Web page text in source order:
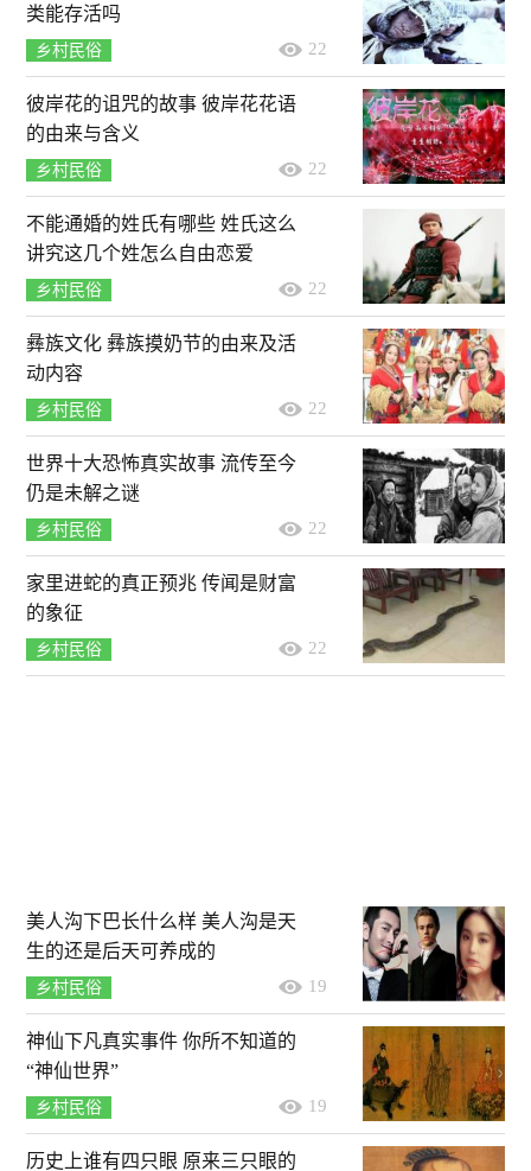
类能存活吗
乡村民俗 22
彼岸花的诅咒的故事 彼岸花花语
的由来与含义
乡村民俗 22
不能通婚的姓氏有哪些 姓氏这么
讲究这几个姓怎么自由恋爱
乡村民俗 22
彝族文化 彝族摸奶节的由来及活
动内容
乡村民俗 22
世界十大恐怖真实故事 流传至今
仍是未解之谜
乡村民俗 22
家里进蛇的真正预兆 传闻是财富
的象征
乡村民俗 22
美人沟下巴长什么样 美人沟是天
生的还是后天可养成的
乡村民俗 19
神仙下凡真实事件 你所不知道的
“神仙世界”
乡村民俗 19
历史上谁有四只眼 原来三只眼的